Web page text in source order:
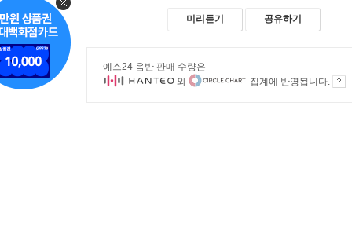
미리듣기 공유하기
예스24 음반 판매 수량은
와
집계에 반영됩니다.